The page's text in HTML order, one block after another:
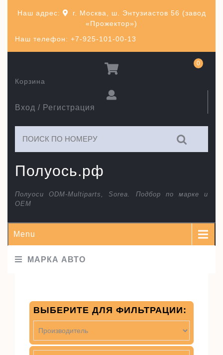
Наш телефон: +7-925-101-00-13
Наш адрес:
г. Москва, ш. Энтузиастов 56 (завод
«Прожектор»)
Полуось.рф
Полуоси ODM-Multiparts, Sorea. Подбор по марке и
ОЕМ
Вход / Регистрация
Корзина
0
Menu
МАРКА АВТО
ВЫБЕРИТЕ ДЛЯ ФИЛЬТРАЦИИ: